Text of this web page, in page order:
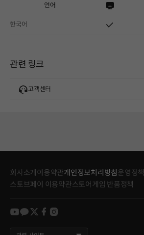
언어
한국어
관련 링크
고객센터
회사소개이용약관개인정보처리방침 운영정책
스토브페이 이용약관스토어게임 반품정책
youtube
kakao
twitter
facebook
instagram